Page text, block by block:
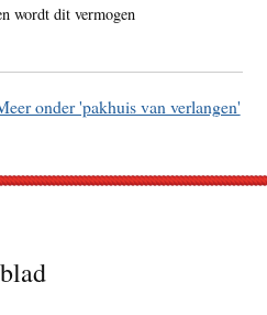
wordt dit vermogen
onder 'pakhuis van verlangen'